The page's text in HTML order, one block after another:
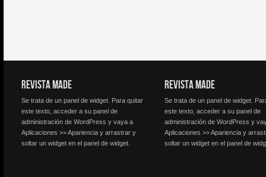
REVISTA MADE
Se trata de un panel de widget. Para quitar
este texto, acceder a su panel de
administración de WordPress y vaya a
Aplicaciones >> Apariencia y arrastrar y
soltar un widget en el panel de widget.
REVISTA MADE
Se trata de un panel de widget.
este texto, acceder a su panel de
administración de WordPress y
Aplicaciones >> Apariencia y
soltar un widget en el panel de